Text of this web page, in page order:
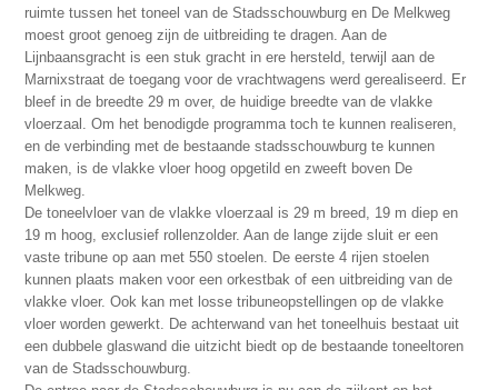
ruimte tussen het toneel van de Stadsschouwburg en De Melkweg
moest groot genoeg zijn de uitbreiding te dragen. Aan de
Lijnbaansgracht is een stuk gracht in ere hersteld, terwijl aan de
Marnixstraat de toegang voor de vrachtwagens werd gerealiseerd. Er
bleef in de breedte 29 m over, de huidige breedte van de vlakke
vloerzaal. Om het benodigde programma toch te kunnen realiseren,
en de verbinding met de bestaande stadsschouwburg te kunnen
maken, is de vlakke vloer hoog opgetild en zweeft boven De
Melkweg.
De toneelvloer van de vlakke vloerzaal is 29 m breed, 19 m diep en
19 m hoog, exclusief rollenzolder. Aan de lange zijde sluit er een
vaste tribune op aan met 550 stoelen. De eerste 4 rijen stoelen
kunnen plaats maken voor een orkestbak of een uitbreiding van de
vlakke vloer. Ook kan met losse tribuneopstellingen op de vlakke
vloer worden gewerkt. De achterwand van het toneelhuis bestaat uit
een dubbele glaswand die uitzicht biedt op de bestaande toneeltoren
van de Stadsschouwburg.